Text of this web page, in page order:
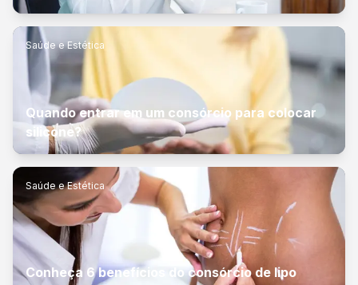
Saúde e Estética
Quando entrar em um consórcio para colocar
silicone?
Saúde e Estética
Conheça 6 benefícios do consórcio de lipo